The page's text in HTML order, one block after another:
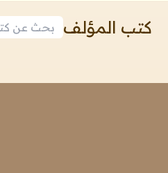
كتب المؤلف